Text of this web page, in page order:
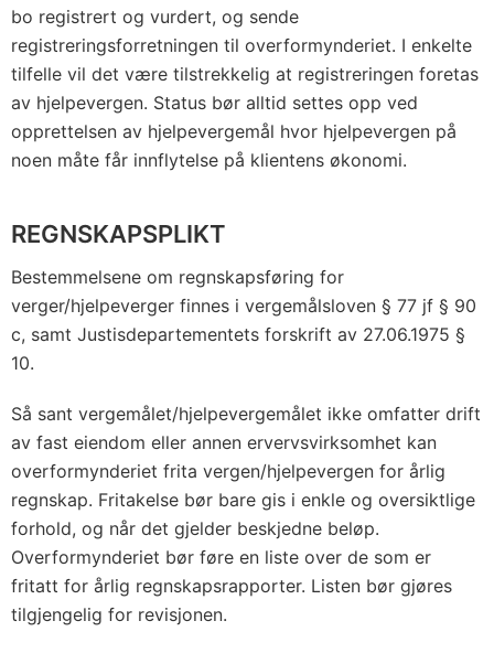
bo registrert og vurdert, og sende
registreringsforretningen til overformynderiet. I enkelte
tilfelle vil det være tilstrekkelig at registreringen foretas
av hjelpevergen. Status bør alltid settes opp ved
opprettelsen av hjelpevergemål hvor hjelpevergen på
noen måte får innflytelse på klientens økonomi.
REGNSKAPSPLIKT
Bestemmelsene om regnskapsføring for
verger/hjelpeverger finnes i vergemålsloven § 77 jf § 90
c, samt Justisdepartementets forskrift av 27.06.1975 §
10.
Så sant vergemålet/hjelpevergemålet ikke omfatter drift
av fast eiendom eller annen ervervsvirksomhet kan
overformynderiet frita vergen/hjelpevergen for årlig
regnskap. Fritakelse bør bare gis i enkle og oversiktlige
forhold, og når det gjelder beskjedne beløp.
Overformynderiet bør føre en liste over de som er
fritatt for årlig regnskapsrapporter. Listen bør gjøres
tilgjengelig for revisjonen.